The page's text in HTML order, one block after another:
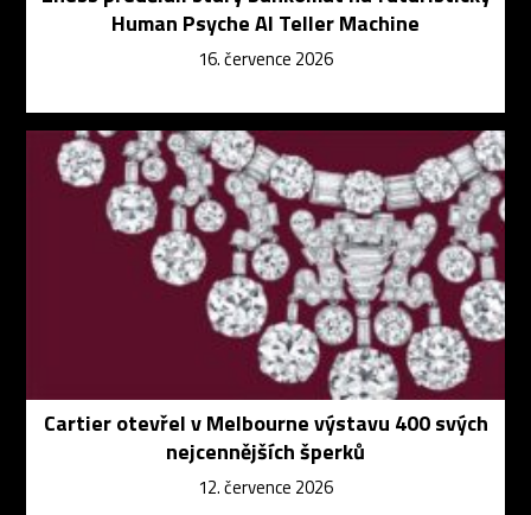
Human Psyche AI Teller Machine
16. července 2026
Cartier otevřel v Melbourne výstavu 400 svých
nejcennějších šperků
12. července 2026